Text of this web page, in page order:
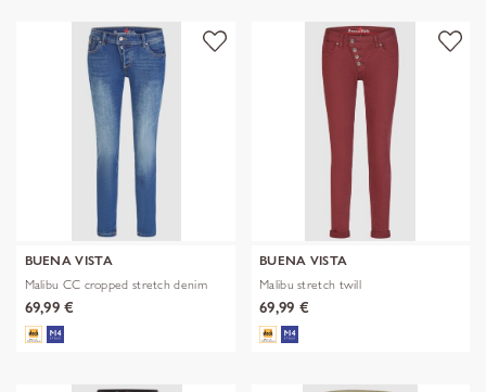
BUENA VISTA
Malibu CC cropped stretch denim
69,99 €
BUENA VISTA
Malibu stretch twill
69,99 €